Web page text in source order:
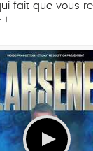
fait que vous
!